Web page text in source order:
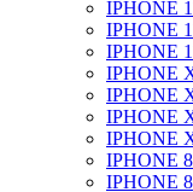
IPHONE
IPHONE
IPHONE
IPHONE
IPHONE
IPHONE
IPHONE
IPHONE
IPHONE 8